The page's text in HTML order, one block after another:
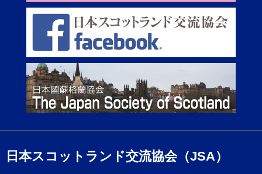
日本スコットランド交流協会（JSA）